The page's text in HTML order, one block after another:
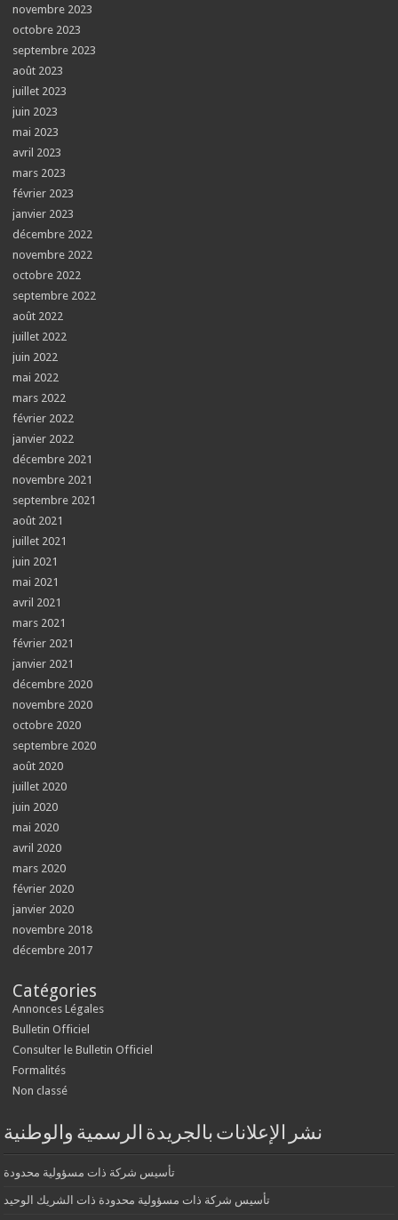
novembre 2023
octobre 2023
septembre 2023
août 2023
juillet 2023
juin 2023
mai 2023
avril 2023
mars 2023
février 2023
janvier 2023
décembre 2022
novembre 2022
octobre 2022
septembre 2022
août 2022
juillet 2022
juin 2022
mai 2022
mars 2022
février 2022
janvier 2022
décembre 2021
novembre 2021
septembre 2021
août 2021
juillet 2021
juin 2021
mai 2021
avril 2021
mars 2021
février 2021
janvier 2021
décembre 2020
novembre 2020
octobre 2020
septembre 2020
août 2020
juillet 2020
juin 2020
mai 2020
avril 2020
mars 2020
février 2020
janvier 2020
novembre 2018
décembre 2017
Catégories
Annonces Légales
Bulletin Officiel
Consulter le Bulletin Officiel
Formalités
Non classé
نشر الإعلانات بالجريدة الرسمية والوطنية
تأسيس شركة ذات مسؤولية محدودة
تأسيس شركة ذات مسؤولية محدودة ذات الشريك الوحيد